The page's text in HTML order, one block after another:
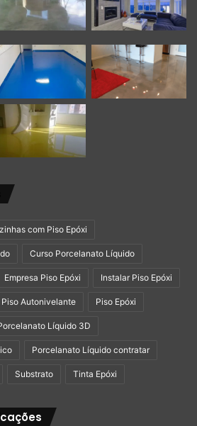
com Piso Epóxi
Curso Porcelanato Líquido
Empresa Piso Epóxi Instalar Piso Epóxi
Piso Autonivelante Piso Epóxi
Líquido 3D
Porcelanato Líquido contratar
Substrato Tinta Epóxi